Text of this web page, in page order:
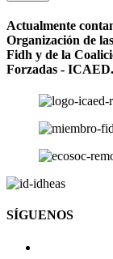
Actualmente
Organización de
Fidh y de la
Forzadas - ICAED.
SÍGUENOS